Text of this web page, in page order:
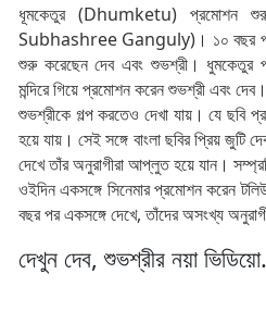
ধূমকেতুর (Dhumketu) প্রমোশন
Subhashree Ganguly)। ১০ বছর পর
শুরু করেছেন দেব এবং শুভশ্রী। ধুমকেতুর
মন্দিরে গিয়ে প্রমোশন করেন শুভশ্রী এবং দেব।
শুভশ্রীকে গল্প করতেও দেখা যায়। যে ছবি
হয়ে যায়। সেই সঙ্গে বাংলা ছবির প্রিয়
দেখে তাঁর অনুরাগীরা আপ্লুত হয়ে যান।
ওইদিন একসঙ্গে সিনেমার প্রমোশন করেন
বছর পর একসঙ্গে দেখে, তাঁদের অসংখ্য
দেখুন দেব, শুভশ্রীর নয়া